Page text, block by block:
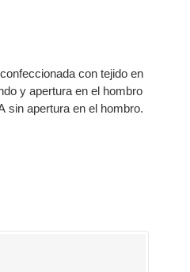
con tejido en
y apertura en el hombro
sin apertura en el hombro.